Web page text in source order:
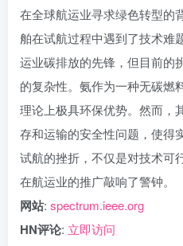
在全球航运业寻求绿色转型的
舶在试航过程中遇到了技术难
运业碳排放的先锋，但目前的
的复杂性。氨作为一种无碳燃
理论上极具环保优势。然而，
存和运输的安全性问题，使得
试航的挫折，不仅是对技术可
在航运业的推广敲响了警钟。
网站: spectrum.ieee.org
HN评论: 立即访问